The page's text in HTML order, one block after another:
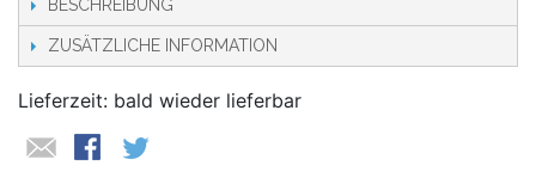
BESCHREIBUNG
ZUSÄTZLICHE INFORMATION
Lieferzeit: bald wieder lieferbar